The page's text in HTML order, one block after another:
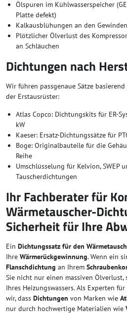
Ölspuren im Kühlwasserspeicher
Platte defekt)
Kalkausblühungen an den
Plötzlicher Ölverlust des
an Schläuchen
Dichtungen nach
Wir führen passgenaue Sätze
der Erstausrüster:
Atlas Copco: Dichtungskits für ER-
kW
Kaeser: Ersatz-Dichtungssätze für
Boge: Originalbauteile für die
Reihe
Umschlüsselung für Kelvion, SWEP
Tauscherdichtungen
Ihr Fachberater für
Wärmetauscher-
Sicherheit für Ihre
Ein Dichtungssatz für den
Ihre Wärmerückgewinnung. Wenn ein
Flanschdichtung an Ihrem
Sie nicht nur einen massiven
Ihres Heizungswassers. Als Experten für
wir, dass Dichtungen von Marken wie
nur durch hochwertige Materialien wie